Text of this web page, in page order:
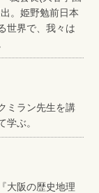
。姫野勉前日本
世界で、我々は
ミラン先生を講
ぶ。
大阪の歴史地理